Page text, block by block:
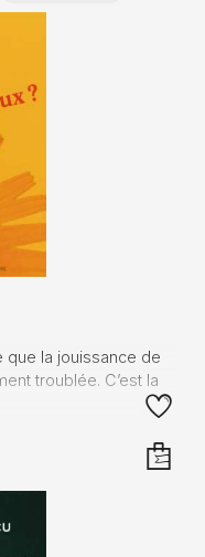
que la jouissance de
troublée. C’est la